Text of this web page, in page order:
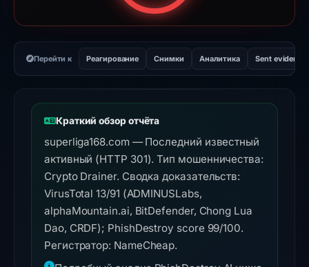
Перейти к Реагирование Снимки Аналитика Sent evidence
Краткий обзор отчёта
superliga168.com — Последний известный
активный (HTTP 301). Тип мошенничества:
Crypto Drainer. Сводка доказательств:
VirusTotal 13/91 (ADMINUSLabs,
alphaMountain.ai, BitDefender, Chong Lua
Dao, CRDF); PhishDestroy score 99/100.
Регистратор: NameCheap.